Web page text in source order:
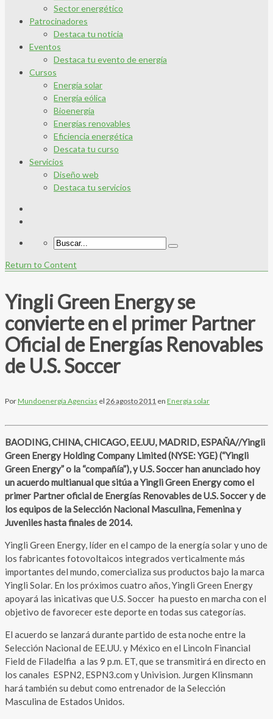
Sector energético
Patrocinadores
Destaca tu noticia
Eventos
Destaca tu evento de energía
Cursos
Energía solar
Energía eólica
Bioenergía
Energías renovables
Eficiencia energética
Descata tu curso
Servicios
Diseño web
Destaca tu servicios
Return to Content
Yingli Green Energy se
convierte en el primer Partner
Oficial de Energías Renovables
de U.S. Soccer
PorMundoenergía Agencias el 26 agosto 2011 en Energía solar
BAODING, CHINA, CHICAGO, EE.UU, MADRID, ESPAÑA//Yingli
Green Energy Holding Company Limited (NYSE: YGE) (“Yingli
Green Energy” o la “compañía”), y U.S. Soccer han anunciado hoy
un acuerdo multianual que sitúa a Yingli Green Energy como el
primer Partner oficial de Energías Renovables de U.S. Soccer y de
los equipos de la Selección Nacional Masculina, Femenina y
Juveniles hasta finales de 2014.
Yingli Green Energy, líder en el campo de la energía solar y uno de
los fabricantes fotovoltaicos integrados verticalmente más
importantes del mundo, comercializa sus productos bajo la marca
Yingli Solar. En los próximos cuatro años, Yingli Green Energy
apoyará las inicativas que U.S. Soccer ha puesto en marcha con el
objetivo de favorecer este deporte en todas sus categorías.
El acuerdo se lanzará durante partido de esta noche entre la
Selección Nacional de EE.UU. y México en el Lincoln Financial
Field de Filadelfia a las 9 p.m. ET, que se transmitirá en directo en
los canales ESPN2, ESPN3.com y Univision. Jurgen Klinsmann
hará también su debut como entrenador de la Selección
Masculina de Estados Unidos.